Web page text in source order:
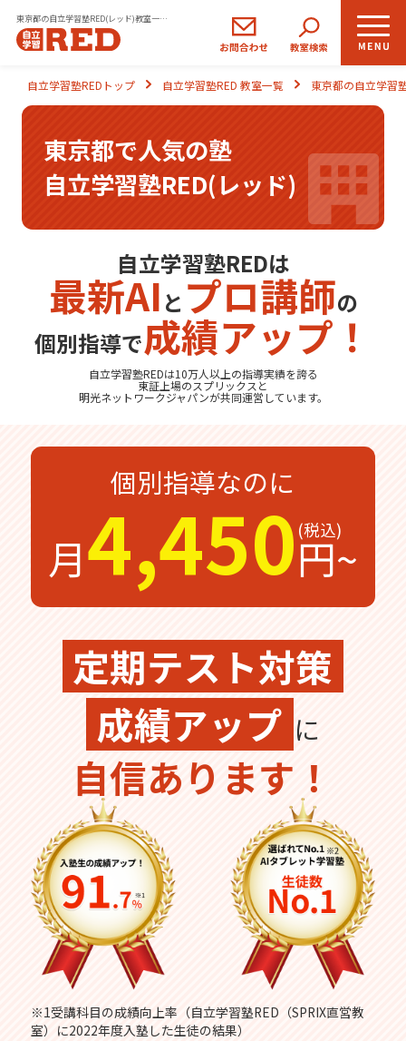
東京都の自立学習塾RED(レッド)教室一覧｜小学生・中学生・高校生の学習塾
小学生
コース
中学生
コース
高校生
コース
REDの思い
自立学習とは
ご入塾のながれ
生徒さま・保護者さまの声
無料体験
受付中
無料体験後そのままのご入塾で
入塾金12,100円
無料体験の
お問合わせは
自立学習塾REDトップ 自立学習塾RED 教室一覧 東京都の自立学習
東京都で人気の塾
自立学習塾RED(レッド)
自立学習塾REDは
最新AI と プロ講師の
個別指導で成績アップ！
自立学習塾REDは10万人以上の指導実績を誇る
東証上場のスプリックス と
明光ネットワークジャパンが共同運営しています。
個別指導なのに
月4,450円~
定期テスト対策
成績アップ に
自信あります！
※1受講科目の成績向上率（自立学習塾RED（SPRIX直営教
室）に2022年度入塾した生徒の結果）